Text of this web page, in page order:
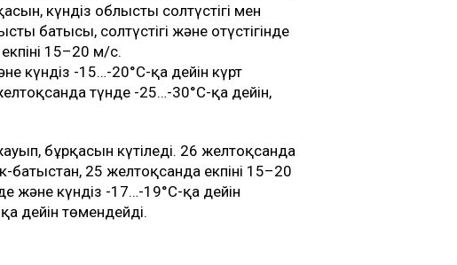
күндіз облыстың солтүстігі мен
батысы, солтүстігі және оңтүстігінде
15–20 м/с.
күндіз -15…-20°С-қа дейін күрт
түнде -25…-30°С-қа дейін,
бұрқасын күтіледі. 26 желтоқсанда
батыстан, 25 желтоқсанда екпіні 15–20
және күндіз -17…-19°С-қа дейін
дейін төмендейді.